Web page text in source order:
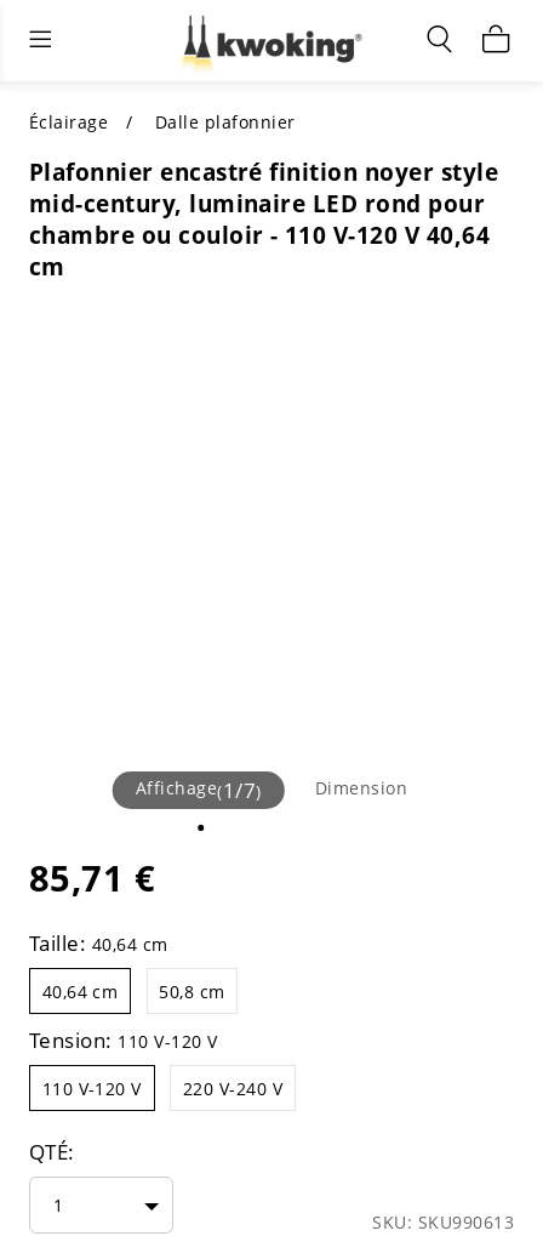
Meubles de salon
TOUS LES MEUBLES DE SALON
MEILLEURS CHOIX
ACHETEZ PAR STYLE
Éclairage intérieur
Acheter par catégorie
ACHETEZ PAR STYLE
Shop by Colors
Éclairage extérieur
TOUT L'ÉCLAIRAGE POUR
ACHETEZ PAR CATÉGORIE
ACHETEZ PAR STYLE
Éclairage Dalle plafonnier
Plafonnier encastré finition noyer style
mid-century, luminaire LED rond pour
chambre ou couloir - 110 V-120 V 40,64
cm
Affichage(1/7) Dimension
85,71 €
Taille: 40,64 cm
40,64 cm 50,8 cm
Tension: 110 V-120 V
110 V-120 V 220 V-240 V
QTÉ:
1
SKU: SKU990613